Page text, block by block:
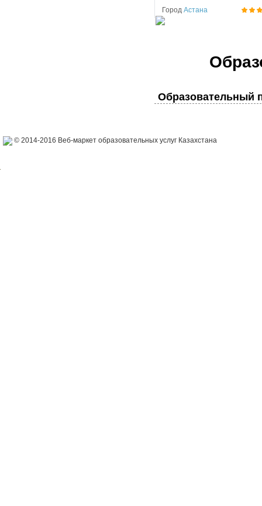
Город Астана
Образовательный
© 2014-2016 Веб-маркет образовательных услуг Казахстана